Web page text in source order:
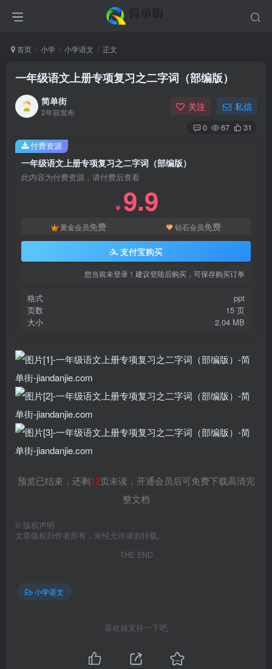
首页 小学 小学语文 正文
一年级语文上册专项复习之二字词（部编版）
简单街
2年前发布 关注 私信
0 67 31
一年级语文上册专项复习之二字词（部编版）
此内容为付费资源，请付费后查看
￥ 9.9
黄金会员免费 钻石会员免费
支付宝购买
您当前未登录！建议登陆后购买，可保存购买订单
格式
ppt
页数
15 页
大小
2.04 MB
付费资源
预览已结束，还剩12页未读，开通会员后可免费下载高清完
整文档
© 版权声明
文章版权归作者所有，未经允许请勿转载。
THE END
小学语文
喜欢就支持一下吧